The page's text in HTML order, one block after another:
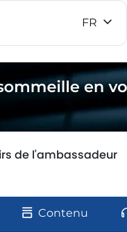
FR
de l'ambassadeur
Contenu